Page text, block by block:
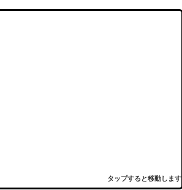
タップすると移動します